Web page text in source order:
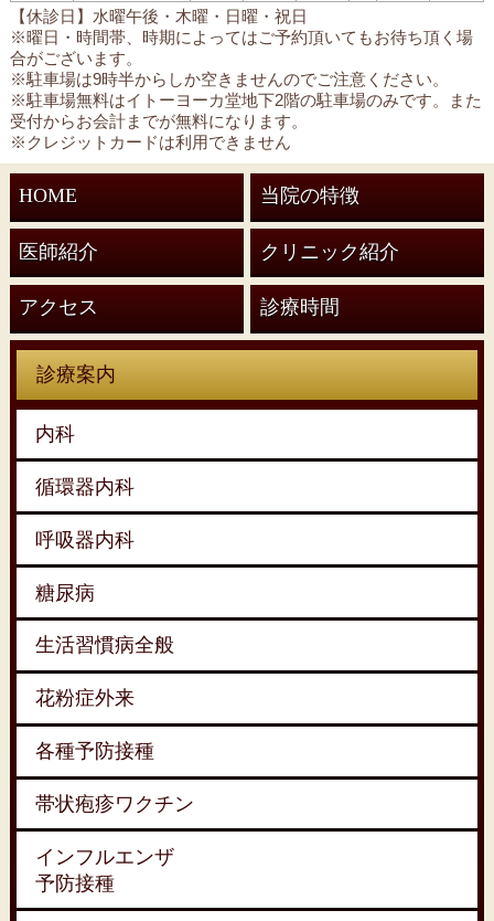
【休診日】水曜午後・木曜・日曜・祝日
※曜日・時間帯、時期によってはご予約頂いてもお待ち頂く場
合がございます。
※駐車場は9時半からしか空きませんのでご注意ください。
※駐車場無料はイトーヨーカ堂地下2階の駐車場のみです。また
受付からお会計までが無料になります。
※クレジットカードは利用できません
HOME 当院の特徴
医師紹介 クリニック紹介
アクセス 診療時間
診療案内
内科
循環器内科
呼吸器内科
糖尿病
生活習慣病全般
花粉症外来
各種予防接種
帯状疱疹ワクチン
インフルエンザ
予防接種